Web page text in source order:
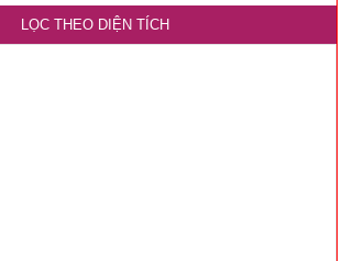
LỌC THEO DIỆN TÍCH